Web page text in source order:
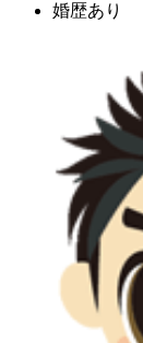
婚歴あり